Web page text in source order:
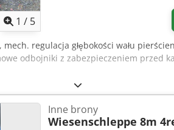
1 / 5
, mech. regulacja głębokości wału
odbojniki z zabezpieczeniem przed
Inne brony
Wiesenschleppe 8m